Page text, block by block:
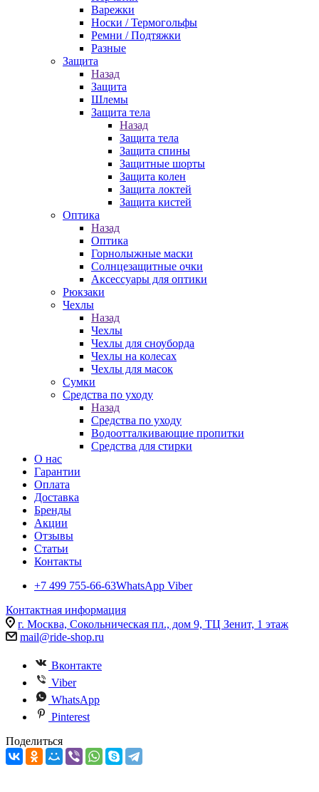
Варежки
Носки / Термогольфы
Ремни / Подтяжки
Разные
Защита
Назад
Защита
Шлемы
Защита тела
Назад
Защита тела
Защита спины
Защитные шорты
Защита колен
Защита локтей
Защита кистей
Оптика
Назад
Оптика
Горнолыжные маски
Солнцезащитные очки
Аксессуары для оптики
Рюкзаки
Чехлы
Назад
Чехлы
Чехлы для сноуборда
Чехлы на колесах
Чехлы для масок
Сумки
Средства по уходу
Назад
Средства по уходу
Водоотталкивающие пропитки
Средства для стирки
О нас
Гарантии
Оплата
Доставка
Бренды
Акции
Отзывы
Статьи
Контакты
+7 499 755-66-63WhatsApp Viber
Контактная информация
г. Москва, Сокольническая пл., дом 9, ТЦ Зенит, 1 этаж
mail@ride-shop.ru
Вконтакте
Viber
WhatsApp
Pinterest
Поделиться